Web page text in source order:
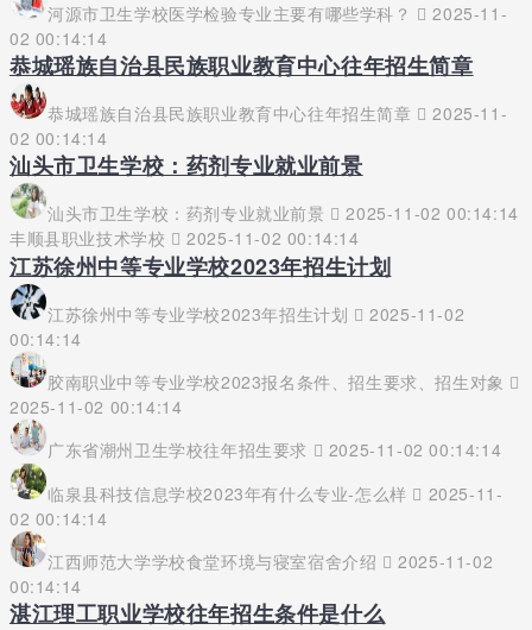
河源市卫生学校医学检验专业主要有哪些学科？
2025-11-
02 00:14:14
恭城瑶族自治县民族职业教育中心往年招生简章
恭城瑶族自治县民族职业教育中心往年招生简章
2025-11-
02 00:14:14
汕头市卫生学校：药剂专业就业前景
汕头市卫生学校：药剂专业就业前景
2025-11-02 00:14:14
丰顺县职业技术学校
2025-11-02 00:14:14
江苏徐州中等专业学校2023年招生计划
江苏徐州中等专业学校2023年招生计划
2025-11-02
00:14:14
胶南职业中等专业学校2023报名条件、招生要求、招生对象
2025-11-02 00:14:14
广东省潮州卫生学校往年招生要求
2025-11-02 00:14:14
临泉县科技信息学校2023年有什么专业-怎么样
2025-11-
02 00:14:14
江西师范大学学校食堂环境与寝室宿舍介绍
2025-11-02
00:14:14
湛江理工职业学校往年招生条件是什么